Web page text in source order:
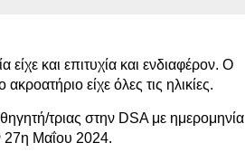
και επιτυχία και ενδιαφέρον. Ο
είχε όλες τις ηλικίες.
τριας στην DSA με ημερομηνία
27η Μαΐου 2024.